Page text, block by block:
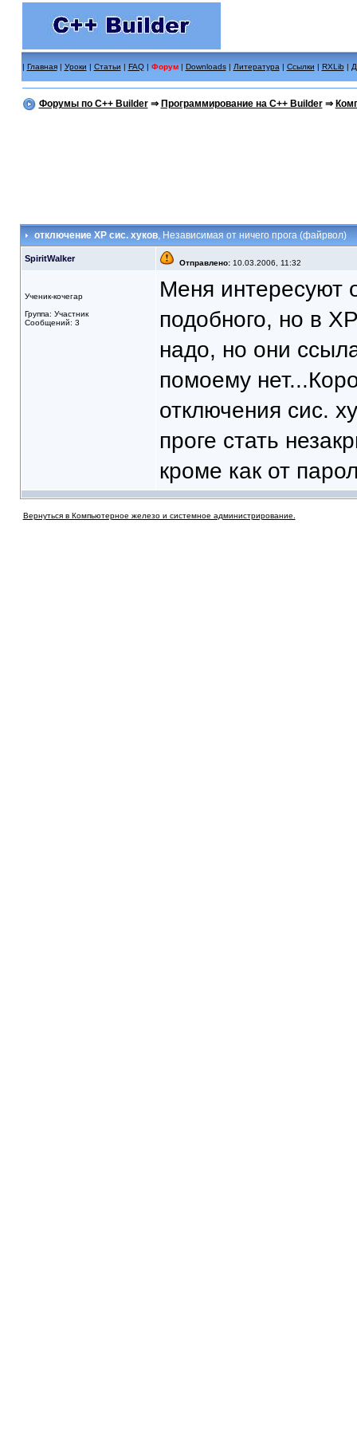
| Главная| Уроки | Статьи | FAQ| Форум | Downloads| Литература | Ссылки | RXLib |
Форумы по C++ Builder⇒ Программирование на C++ Builder⇒
отключение XP сис. хуков, Независимая от ничего прога (файрвол)
SpiritWalker Отправлено:10.03.2006, 11:32
Ученик-кочегар
Группа: Участник
Сообщений: 3
Меня интересуют
подобного, но в
надо, но они
помоему
отключения сис.
проге стать
кроме как от
Вернуться в Компьютерное железо и системное администрирование.